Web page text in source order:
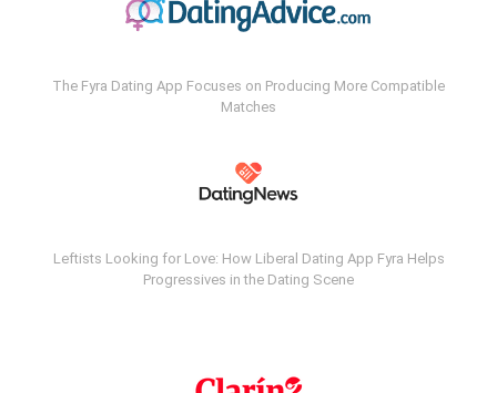
The Fyra Dating App Focuses on Producing More Compatible
Matches
Leftists Looking for Love: How Liberal Dating App Fyra Helps
Progressives in the Dating Scene